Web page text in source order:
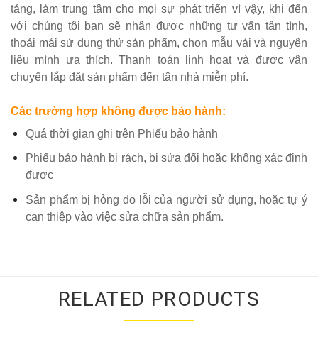
tảng, làm trung tâm cho mọi sự phát triển vì vậy, khi đến
với chúng tôi bạn sẽ nhận được những tư vấn tận tình,
thoải mái sử dụng thử sản phẩm, chọn mẫu vải và nguyên
liệu mình ưa thích. Thanh toán linh hoạt và được vận
chuyển lắp đặt sản phẩm đến tận nhà miễn phí.
Các trường hợp không được bảo hành:
Quá thời gian ghi trên Phiếu bảo hành
Phiếu bảo hành bị rách, bị sửa đổi hoặc không xác định
được
Sản phẩm bị hỏng do lỗi của người sử dụng, hoặc tự ý
can thiệp vào việc sửa chữa sản phẩm.
RELATED PRODUCTS